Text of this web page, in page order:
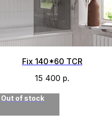
Fix 140*60 TСR
15 400 р.
Out of stock